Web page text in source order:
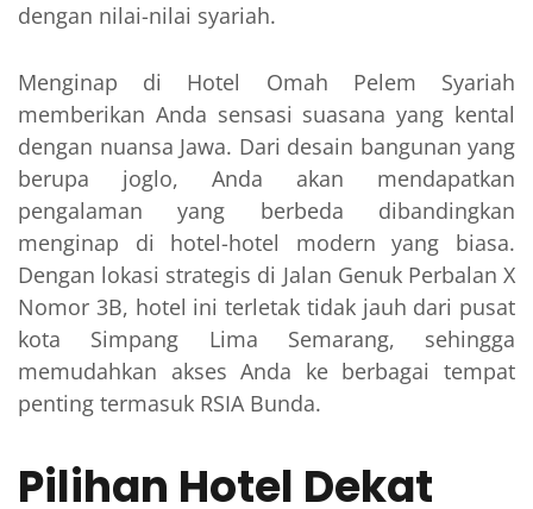
dengan nilai-nilai syariah.
Menginap di Hotel Omah Pelem Syariah
memberikan Anda sensasi suasana yang kental
dengan nuansa Jawa. Dari desain bangunan yang
berupa joglo, Anda akan mendapatkan
pengalaman yang berbeda dibandingkan
menginap di hotel-hotel modern yang biasa.
Dengan lokasi strategis di Jalan Genuk Perbalan X
Nomor 3B, hotel ini terletak tidak jauh dari pusat
kota Simpang Lima Semarang, sehingga
memudahkan akses Anda ke berbagai tempat
penting termasuk RSIA Bunda.
Pilihan Hotel Dekat